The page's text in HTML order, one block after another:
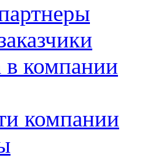
в компании
компании